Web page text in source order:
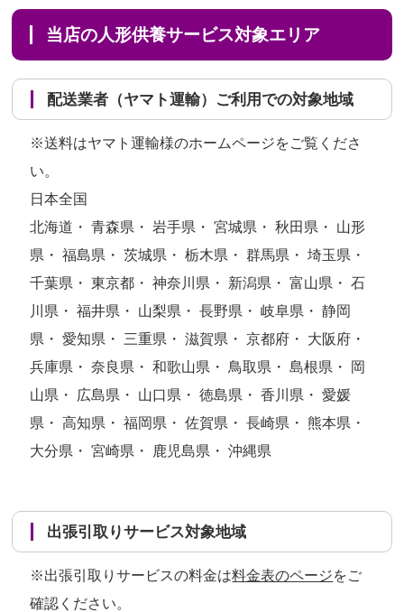
当店の人形供養サービス対象エリア
配送業者（ヤマト運輸）ご利用での対象地域
※送料はヤマト運輸様のホームページをご覧くださ
い。
日本全国
北海道・ 青森県・ 岩手県・ 宮城県・ 秋田県・ 山形
県・ 福島県・ 茨城県・ 栃木県・ 群馬県・ 埼玉県・
千葉県・ 東京都・ 神奈川県・ 新潟県・ 富山県・ 石
川県・ 福井県・ 山梨県・ 長野県・ 岐阜県・ 静岡
県・ 愛知県・ 三重県・ 滋賀県・ 京都府・ 大阪府・
兵庫県・ 奈良県・ 和歌山県・ 鳥取県・ 島根県・ 岡
山県・ 広島県・ 山口県・ 徳島県・ 香川県・ 愛媛
県・ 高知県・ 福岡県・ 佐賀県・ 長崎県・ 熊本県・
大分県・ 宮崎県・ 鹿児島県・ 沖縄県
出張引取りサービス対象地域
※出張引取りサービスの料金は料金表のページをご
確認ください。